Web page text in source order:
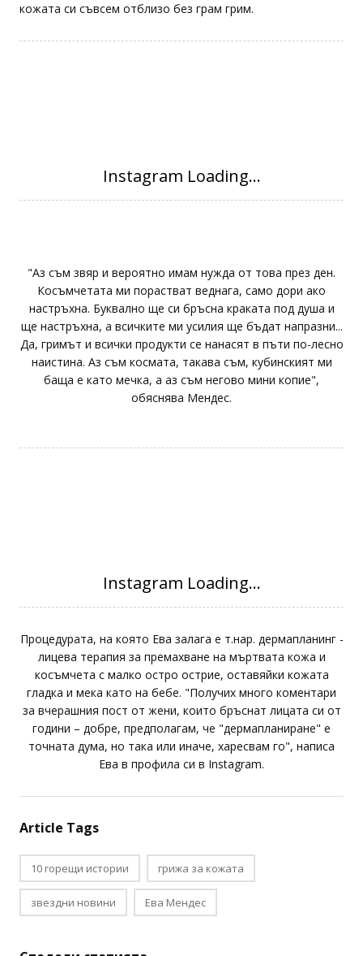
кожата си съвсем отблизо без грам грим.
"Аз съм звяр и вероятно имам нужда от това през ден.
Косъмчетата ми порастват веднага, само дори ако
настръхна. Буквално ще си бръсна краката под душа и
ще настръхна, а всичките ми усилия ще бъдат напразни...
Да, гримът и всички продукти се нанасят в пъти по-лесно
наистина. Аз съм космата, такава съм, кубинският ми
баща е като мечка, а аз съм негово мини копие",
обяснява Мендес.
Процедурата, на която Ева залага е т.нар. дермапланинг -
лицева терапия за премахване на мъртвата кожа и
косъмчета с малко остро острие, оставяйки кожата
гладка и мека като на бебе. "Получих много коментари
за вчерашния пост от жени, които бръснат лицата си от
години – добре, предполагам, че "дермапланиране" е
точната дума, но така или иначе, харесвам го", написа
Ева в профила си в Instagram.
Article Tags
10 горещи истории грижа за кожата
звездни новини Ева Мендес